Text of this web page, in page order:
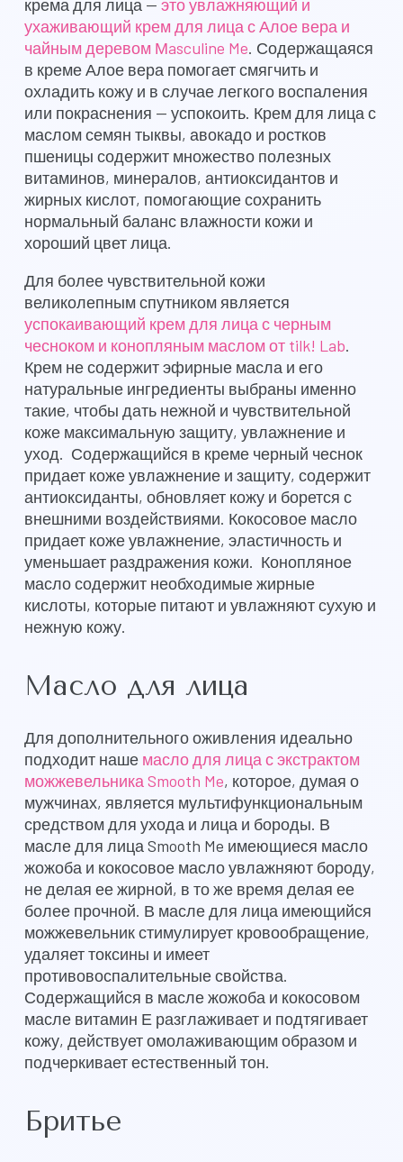
крема для лица — это увлажняющий и
ухаживающий крем для лица с Алое вера и
чайным деревом Мasculine Me. Содержащаяся
в креме Алое вера помогает смягчить и
охладить кожу и в случае легкого воспаления
или покраснения — успокоить. Крем для лица с
маслом семян тыквы, авокадо и ростков
пшеницы содержит множество полезных
витаминов, минералов, антиоксидантов и
жирных кислот, помогающие сохранить
нормальный баланс влажности кожи и
хороший цвет лица.
Для более чувствительной кожи
великолепным спутником является
успокаивающий крем для лица с черным
чесноком и конопляным маслом от tilk! Lab.
Крем не содержит эфирные масла и его
натуральные ингредиенты выбраны именно
такие, чтобы дать нежной и чувствительной
коже максимальную защиту, увлажнение и
уход. Содержащийся в креме черный чеснок
придает коже увлажнение и защиту, содержит
антиоксиданты, обновляет кожу и борется с
внешними воздействиями. Кокосовое масло
придает коже увлажнение, эластичность и
уменьшает раздражения кожи. Конопляное
масло содержит необходимые жирные
кислоты, которые питают и увлажняют сухую и
нежную кожу.
Масло для лица
Для дополнительного оживления идеально
подходит наше масло для лица с экстрактом
можжевельника Smooth Me, которое, думая о
мужчинах, является мультифункциональным
средством для ухода и лица и бороды. В
масле для лица Smooth Me имеющиеся масло
жожоба и кокосовое масло увлажняют бороду,
не делая ее жирной, в то же время делая ее
более прочной. В масле для лица имеющийся
можжевельник стимулирует кровообращение,
удаляет токсины и имеет
противовоспалительные свойства.
Содержащийся в масле жожоба и кокосовом
масле витамин Е разглаживает и подтягивает
кожу, действует омолаживающим образом и
подчеркивает естественный тон.
Бритье